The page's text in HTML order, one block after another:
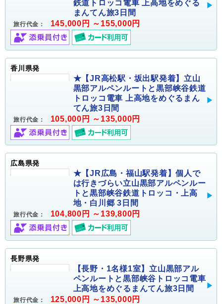
鉄道トロッコ電車 上高地をめぐる
まんてん旅3日間
旅行代金： 145,000円 ～155,000円
香川県発
★【JR高松駅・坂出駅発着】立山
黒部アルペンルートと黒部峡谷鉄道
トロッコ電車 上高地をめぐるまん
てん旅3日間
旅行代金： 105,000円 ～135,000円
広島県発
★【JR広島・福山駅発着】個人で
は行きづらい立山黒部アルペンルー
トと黒部峡谷鉄道トロッコ・上高
地・白川郷 3日間
旅行代金： 104,800円 ～139,800円
長野県発
【長野・1名様1室】立山黒部アル
ペンルートと黒部峡谷トロッコ電車
上高地をめぐるまんてん旅3日間
旅行代金： 125,000円 ～135,000円